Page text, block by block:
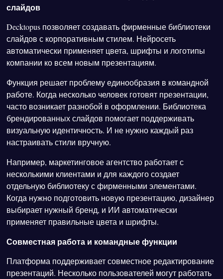
слайдов
Decktopus позволяет создавать фирменные библиотеки
слайдов с корпоративным стилем. Нейросеть
автоматически применяет цвета, шрифты и логотипы
компании ко всем новым презентациям.
Функция решает проблему единообразия в командной
работе. Когда несколько человек готовят презентации,
часто возникает разнобой в оформлении. Библиотека
брендированных слайдов помогает поддерживать
визуальную идентичность. И не нужно каждый раз
настраивать стили вручную.
Например, маркетинговое агентство работает с
несколькими клиентами и для каждого создает
отдельную библиотеку с фирменными элементами.
Когда нужно подготовить новую презентацию, дизайнер
выбирает нужный бренд, и ИИ автоматически
применяет правильные цвета и шрифты.
Совместная работа и командные функции
Платформа поддерживает совместное редактирование
презентаций. Несколько пользователей могут работать